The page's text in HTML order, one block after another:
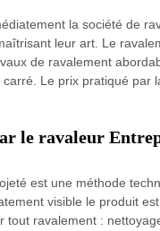
la société de
leur art. Le
de ravalement
Le prix pratiqué par
le ravaleur
est une méthode
visible le produit
ravalement :